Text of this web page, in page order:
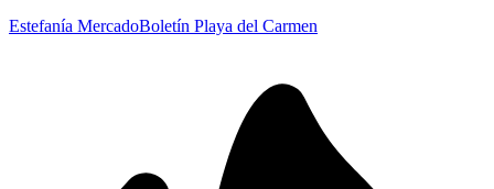
Estefanía MercadoBoletín Playa del Carmen